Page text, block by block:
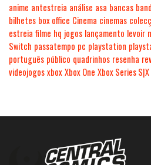
anime antestreia análise asa bancas
bilhetes box office Cinema cinemas
estreia filme hq jogos lançamento levoir
Switch passatempo pc playstation
português público quadrinhos resenha
videojogosxboxXbox One Xbox Series S|X